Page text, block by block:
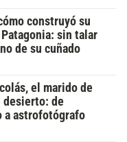
construyó su
sin talar
de su cuñado
el marido de
desierto: de
a astrofotógrafo